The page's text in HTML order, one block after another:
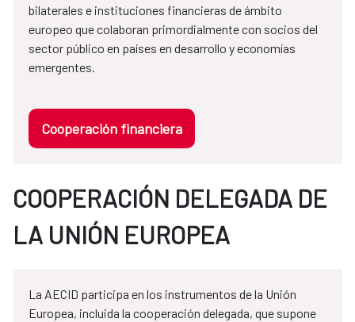
bilaterales e instituciones financieras de ámbito
europeo que colaboran primordialmente con socios del
sector público en países en desarrollo y economías
emergentes.
Cooperación financiera
COOPERACIÓN DELEGADA DE
LA UNIÓN EUROPEA
La AECID participa en los instrumentos de la Unión
Europea, incluida la cooperación delegada, que supone